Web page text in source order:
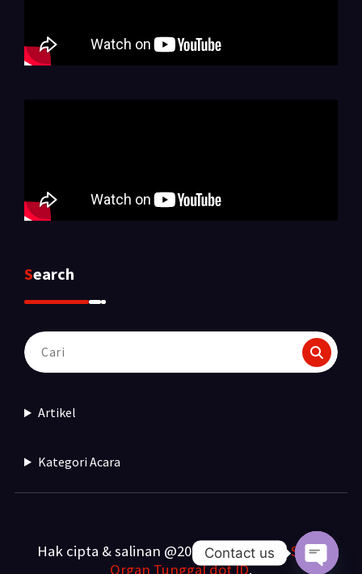
Search
Pencarian
untuk:
Artikel
Kategori Acara
Hak cipta & salinan @2025. Dibuat olehSewa
Organ Tunggal dot ID.
Contact us